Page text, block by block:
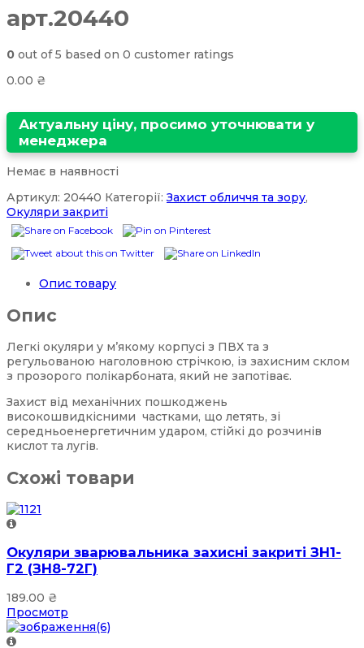
арт.20440
0 out of5 based on 0 customer ratings
0.00 ₴
Актуальну ціну, просимо уточнювати у
менеджера
Немає в наявності
Артикул: 20440 Категорії:Захист обличчя та зору,
Окуляри закриті
Опис товару
Опис
Легкі окуляри у м’якому корпусі з ПВХ та з
регульованою наголовною стрічкою, із захисним склом
з прозорого полікарбоната, який не запотіває.
Захист від механічних пошкоджень
високошвидкісними частками, що летять, зі
середньоенергетичним ударом, стійкі до розчинів
кислот та лугів.
Схожі товари
Окуляри зварювальника захисні закриті ЗН1-
Г2 (ЗН8-72Г)
189.00 ₴
Просмотр